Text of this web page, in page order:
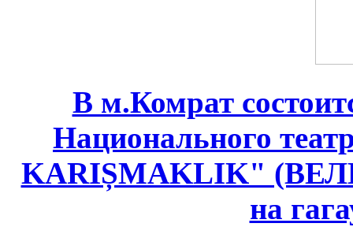
В м.Комрат
Национального
KARIȘMAKLIK"
на